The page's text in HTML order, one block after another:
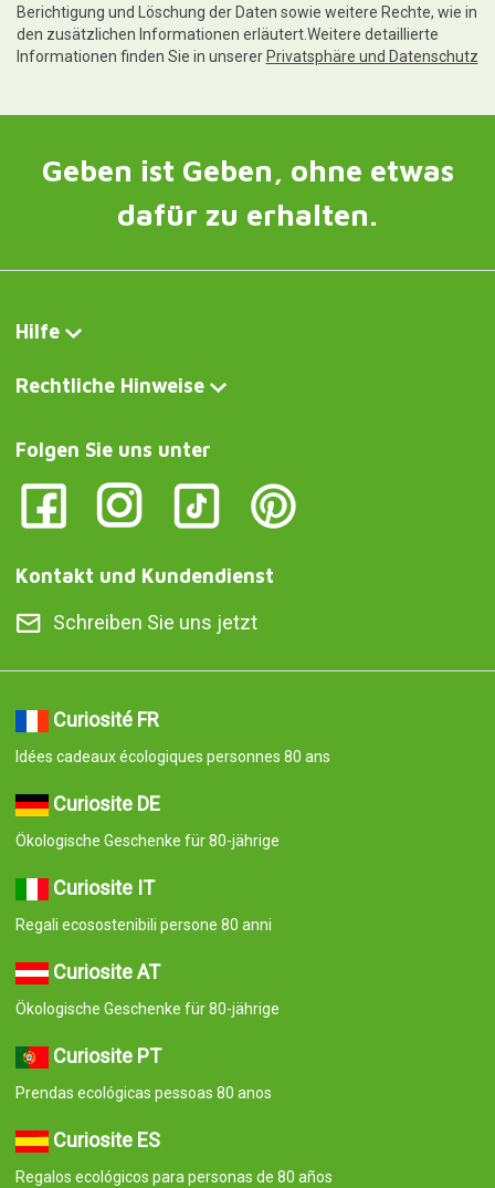
Berichtigung und Löschung der Daten sowie weitere Rechte, wie in
den zusätzlichen Informationen erläutert.Weitere detaillierte
Informationen finden Sie in unsererPrivatsphäre und Datenschutz
Geben ist Geben, ohne etwas
dafür zu erhalten.
Hilfe
Rechtliche Hinweise
Folgen Sie uns unter
Kontakt und Kundendienst
Schreiben Sie uns jetzt
Curiosité FR
Idées cadeaux écologiques personnes 80 ans
Curiosite DE
Ökologische Geschenke für 80-jährige
Curiosite IT
Regali ecosostenibili persone 80 anni
Curiosite AT
Ökologische Geschenke für 80-jährige
Curiosite PT
Prendas ecológicas pessoas 80 anos
Curiosite ES
Regalos ecológicos para personas de 80 años